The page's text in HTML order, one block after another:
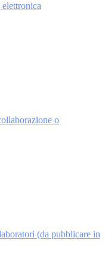
o
(da pubblicare in